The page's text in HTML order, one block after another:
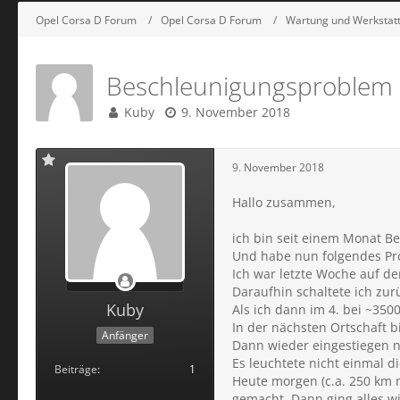
Opel Corsa D Forum Opel Corsa D Forum Wartung und Werkstatt
Beschleunigungsproblem
Kuby 9. November 2018
Kuby
Anfänger
Beiträge 1
9. November 2018
Hallo zusammen,
ich bin seit einem Monat
Und habe nun folgendes
Ich war letzte Woche auf
Daraufhin schaltete ich
Als ich dann im 4. bei
In der nächsten Ortschaft
Dann wieder eingestiegen
Es leuchtete nicht einmal
Heute morgen (c.a. 250